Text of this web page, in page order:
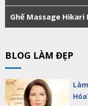
Ghế Massage Hikari
BLOG LÀM ĐẸP